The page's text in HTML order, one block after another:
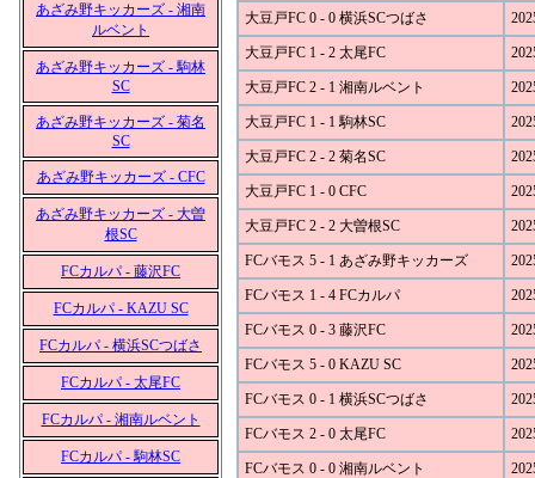
あざみ野キッカーズ - 湘南
ルベント
あざみ野キッカーズ - 駒林
SC
あざみ野キッカーズ - 菊名
SC
あざみ野キッカーズ - CFC
あざみ野キッカーズ - 大曽
根SC
FCカルパ - 藤沢FC
FCカルパ - KAZU SC
FCカルパ - 横浜SCつばさ
FCカルパ - 太尾FC
FCカルパ - 湘南ルベント
FCカルパ - 駒林SC
大豆戸FC 0 - 0 横浜SCつばさ
大豆戸FC 1 - 2 太尾FC
大豆戸FC 2 - 1 湘南ルベント
大豆戸FC 1 - 1 駒林SC
大豆戸FC 2 - 2 菊名SC
大豆戸FC 1 - 0 CFC
大豆戸FC 2 - 2 大曽根SC
FCバモス 5 - 1 あざみ野キッカーズ
FCバモス 1 - 4 FCカルパ
FCバモス 0 - 3 藤沢FC
FCバモス 5 - 0 KAZU SC
FCバモス 0 - 1 横浜SCつばさ
FCバモス 2 - 0 太尾FC
FCバモス 0 - 0 湘南ルベント